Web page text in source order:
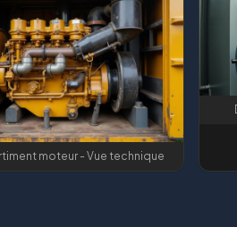
moteur - Vue technique